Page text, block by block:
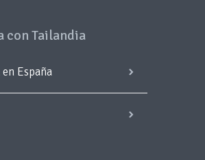
con Tailandia
España